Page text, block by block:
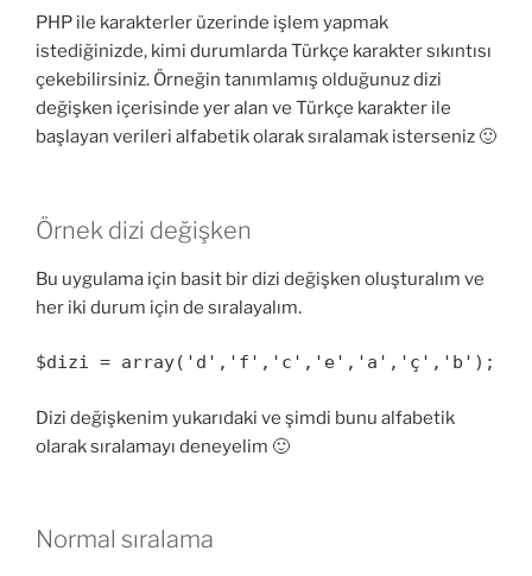
PHP ile karakterler üzerinde işlem yapmak
istediğinizde, kimi durumlarda Türkçe karakter sıkıntısı
çekebilirsiniz. Örneğin tanımlamış olduğunuz dizi
değişken içerisinde yer alan ve Türkçe karakter ile
başlayan verileri alfabetik olarak sıralamak isterseniz 🙂
Örnek dizi değişken
Bu uygulama için basit bir dizi değişken oluşturalım ve
her iki durum için de sıralayalım.
$dizi = array('d','f','c','e','a','ç','b');
Dizi değişkenim yukarıdaki ve şimdi bunu alfabetik
olarak sıralamayı deneyelim 🙂
Normal sıralama